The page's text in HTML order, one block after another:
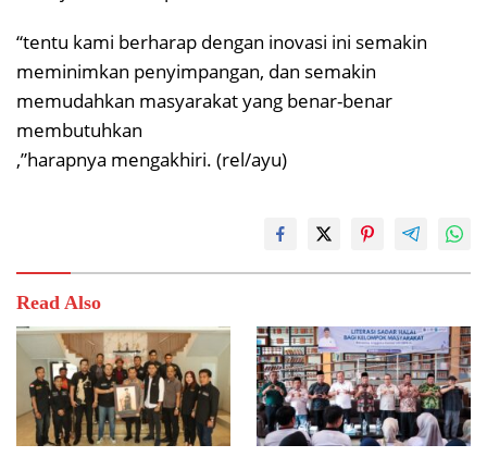
“tentu kami berharap dengan inovasi ini semakin
meminimkan penyimpangan, dan semakin
memudahkan masyarakat yang benar-benar
membutuhkan
,”harapnya mengakhiri. (rel/ayu)
Read Also